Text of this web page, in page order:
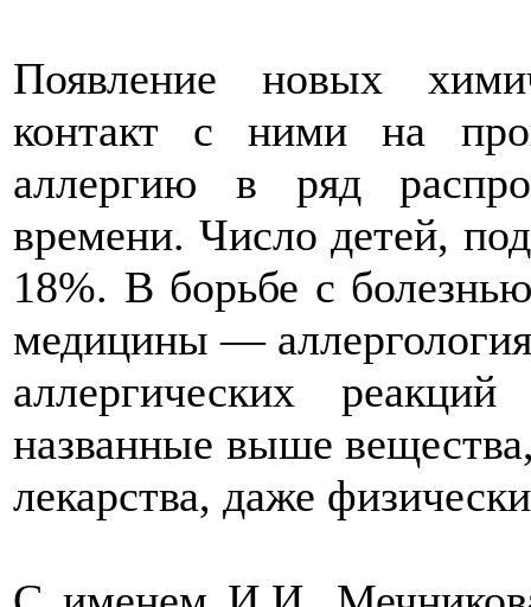
Появление новых
контакт с ними на
аллергию в ряд
времени. Число детей,
18%. В борьбе с
медицины —
аллергических
названные выше
лекарства, даже